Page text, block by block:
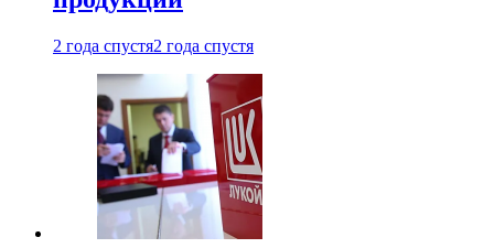
2 года спустя2 года спустя